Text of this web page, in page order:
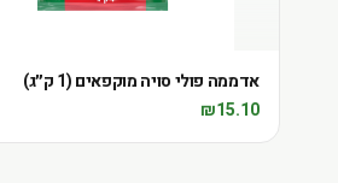
אדממה פולי סויה מוקפאים (1 ק״ג)
₪15.10